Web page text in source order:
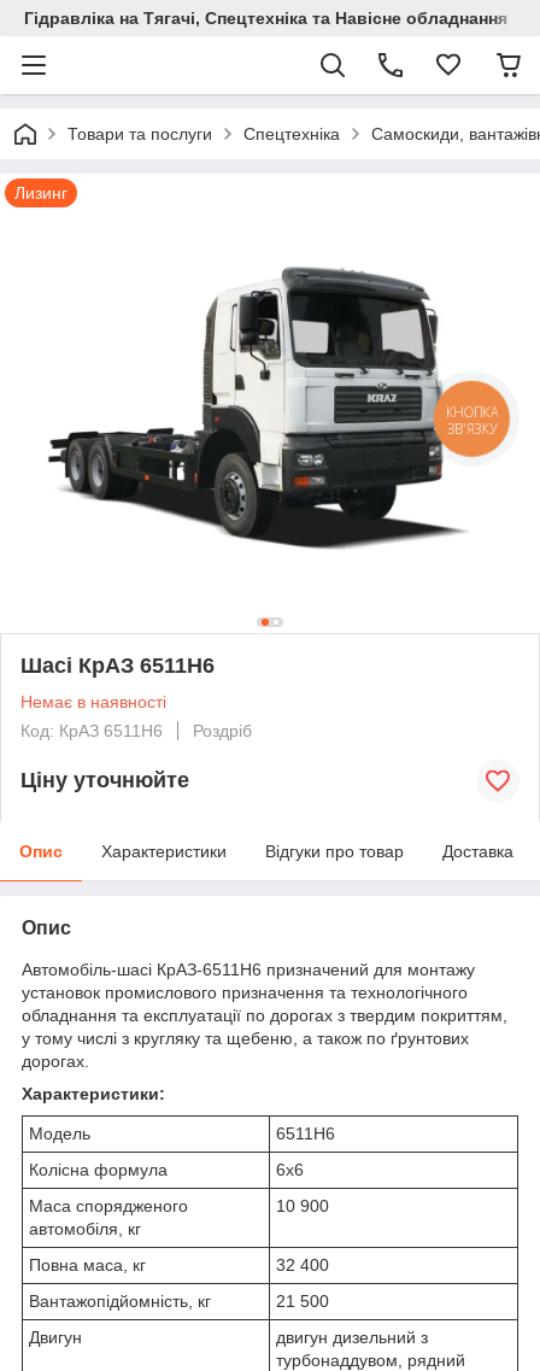
Гідравліка на Тягачі, Спецтехніка та Навісне обладнання
Товари та послуги Спецтехніка Самоскиди,
Лизинг
Шасі КрАЗ 6511Н6
Немає в наявності
Код: КрАЗ 6511Н6
Роздріб
Ціну уточнюйте
Опис Характеристики Відгуки про товар Доставка
Опис
Автомобіль-шасі КрАЗ-6511Н6 призначений для монтажу
установок промислового призначення та технологічного
обладнання та експлуатації по дорогах з твердим покриттям,
у тому числі з кругляку та щебеню, а також по ґрунтових
дорогах.
Характеристики:
Модель
6511H6
Колісна формула
6x6
Маса спорядженого
автомобіля, кг
10 900
Повна маса, кг
32 400
Вантажопідйомність, кг
21 500
Двигун
двигун дизельний з
турбонаддувом, рядний
КНОПКА
ЗВ'ЯЗКУ